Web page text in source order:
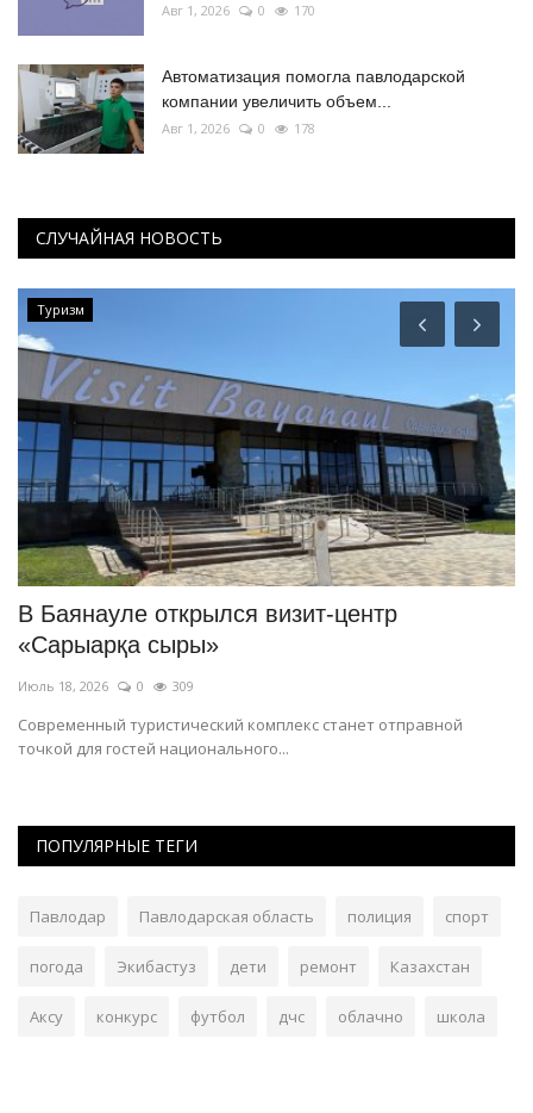
Авг 1, 2026 0 170
Автоматизация помогла павлодарской
компании увеличить объем...
Авг 1, 2026 0 178
СЛУЧАЙНАЯ НОВОСТЬ
Туризм
В Баянауле открылся визит-центр
«Сарыарқа сыры»
Июль 18, 2026 0 309
Современный туристический комплекс станет отправной
точкой для гостей национального...
ПОПУЛЯРНЫЕ ТЕГИ
Павлодар Павлодарская область полиция спорт
погода Экибастуз дети ремонт Казахстан
Аксу конкурс футбол дчс облачно школа